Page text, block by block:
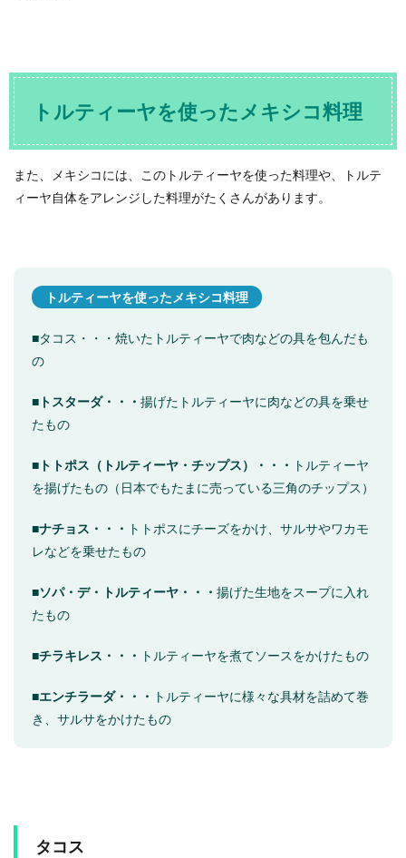
トルティーヤを使ったメキシコ料理
また、メキシコには、このトルティーヤを使った料理や、トルテ
ィーヤ自体をアレンジした料理がたくさんがあります。
トルティーヤを使ったメキシコ料理
■タコス・・・焼いたトルティーヤで肉などの具を包んだも
の
■ トスターダ・・・ 揚げたトルティーヤに肉などの具を乗せ
たもの
■トトポス（トルティーヤ・チップス）・・・ トルティーヤ
を揚げたもの（日本でもたまに売っている三角のチップス）
■ナチョス・・・ トトポスにチーズをかけ、サルサやワカモ
レなどを乗せたもの
■ソパ・デ・トルティーヤ・・・ 揚げた生地をスープに入れ
たもの
■チラキレス・・・ トルティーヤを煮てソースをかけたもの
■エンチラーダ・・・ トルティーヤに様々な具材を詰めて巻
き、サルサをかけたもの
タコス